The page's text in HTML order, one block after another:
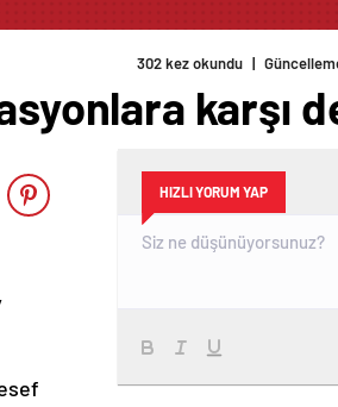
karşı
HIZLI YORUM YAP